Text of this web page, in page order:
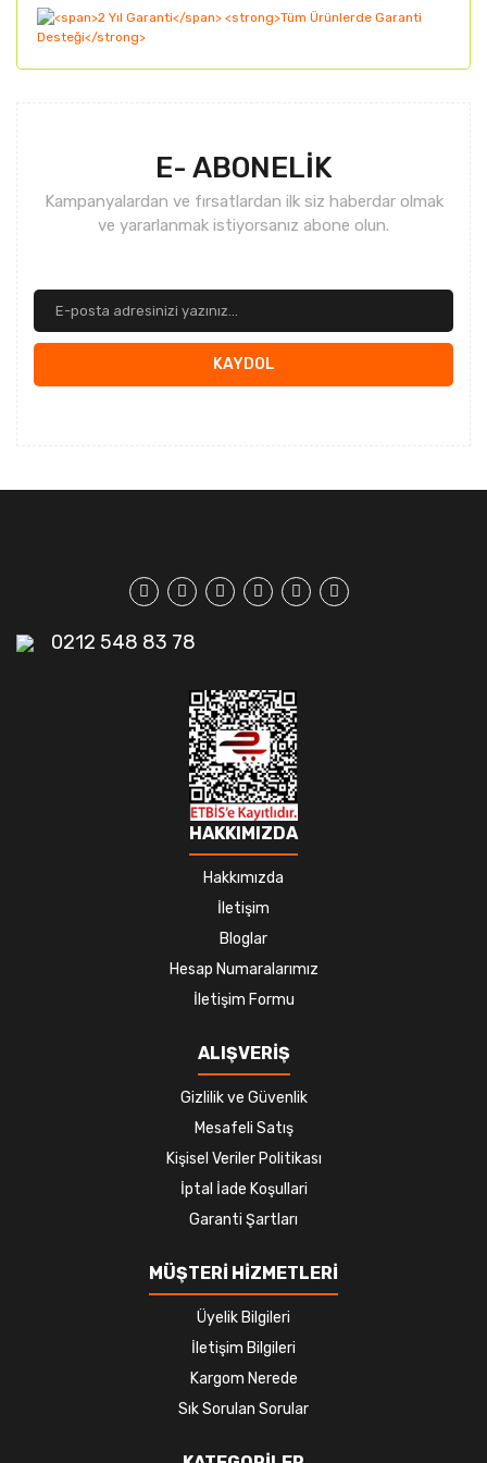
E- ABONELİK
Kampanyalardan ve fırsatlardan ilk siz haberdar olmak
ve yararlanmak istiyorsanız abone olun.
KAYDOL
0212 548 83 78
HAKKIMIZDA
Hakkımızda
İletişim
Bloglar
Hesap Numaralarımız
İletişim Formu
ALIŞVERİŞ
Gizlilik ve Güvenlik
Mesafeli Satış
Kişisel Veriler Politikası
İptal İade Koşullari
Garanti Şartları
MÜŞTERİ HİZMETLERİ
Üyelik Bilgileri
İletişim Bilgileri
Kargom Nerede
Sık Sorulan Sorular